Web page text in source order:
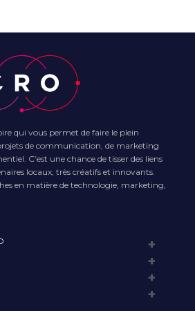
qui vous permet de faire le plein
de communication, de marketing
C’est une chance de tisser des liens
locaux, très créatifs et innovants.
en matière de technologie, marketing,